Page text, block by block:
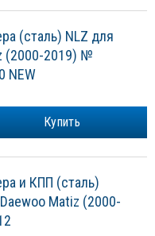
(сталь) NLZ для
(2000-2019) №
NEW
Купить
и КПП (сталь)
Matiz (2000-